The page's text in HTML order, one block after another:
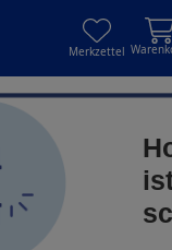
Merkzettel